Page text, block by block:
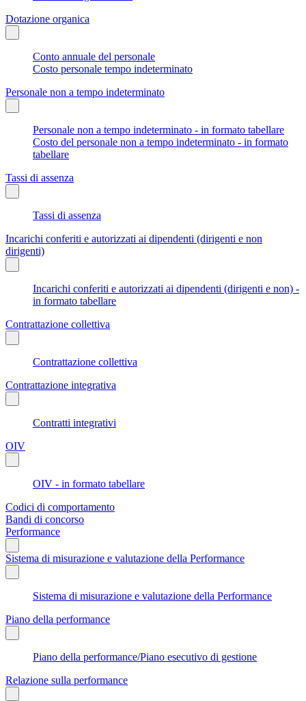
Dotazione organica
Conto annuale del personale
Costo personale tempo indeterminato
Personale non a tempo indeterminato
Personale non a tempo indeterminato - in formato tabellare
Costo del personale non a tempo indeterminato - in formato
tabellare
Tassi di assenza
Tassi di assenza
Incarichi conferiti e autorizzati ai dipendenti (dirigenti e non
dirigenti)
Incarichi conferiti e autorizzati ai dipendenti (dirigenti e non) -
in formato tabellare
Contrattazione collettiva
Contrattazione collettiva
Contrattazione integrativa
Contratti integrativi
OIV
OIV - in formato tabellare
Codici di comportamento
Bandi di concorso
Performance
Sistema di misurazione e valutazione della Performance
Sistema di misurazione e valutazione della Performance
Piano della performance
Piano della performance/Piano esecutivo di gestione
Relazione sulla performance